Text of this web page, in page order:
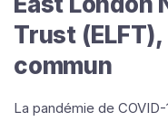
Trust
commun
La pandémie de